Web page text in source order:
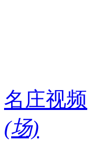
名庄视频
(场)